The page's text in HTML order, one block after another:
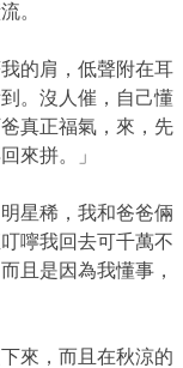
。
的肩，低聲附在耳
。沒人催，自己懂
真正福氣，來，先
來拼。」
星稀，我和爸爸倆
嚀我回去可千萬不
且是因為我懂事，
來，而且在秋涼的